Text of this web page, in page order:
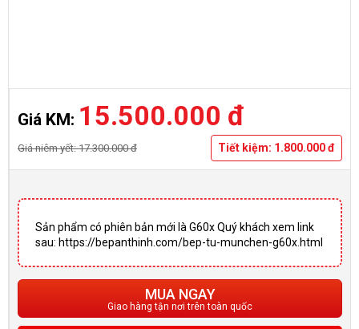
Giá KM: 15.500.000 đ
Giá niêm yết: 17.300.000 đ Tiết kiệm: 1.800.000 đ
Sản phẩm có phiên bản mới là G60x Quý khách xem link
sau: https://bepanthinh.com/bep-tu-munchen-g60x.html
MUA NGAY
Giao hàng tận nơi trên toàn quốc